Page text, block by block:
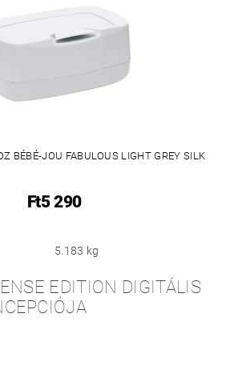
BÉBÉ-JOU FABULOUS LIGHT GREY SILK
Ft5 290
5.183 kg
EDITION DIGITÁLIS